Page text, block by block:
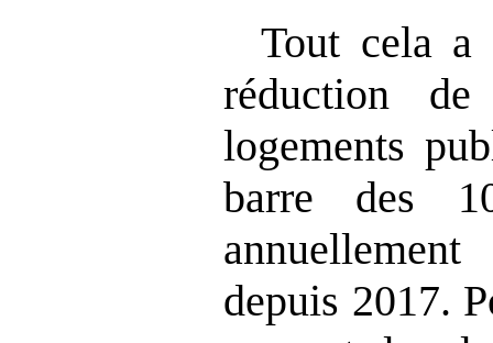
Tout cela a
réduction
logements
barre des
depuis 2017.